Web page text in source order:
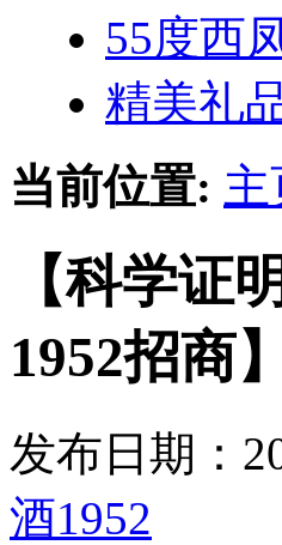
55度西
精美礼
当前位置: 主
【科学证
1952招商】
发布日期：
酒1952